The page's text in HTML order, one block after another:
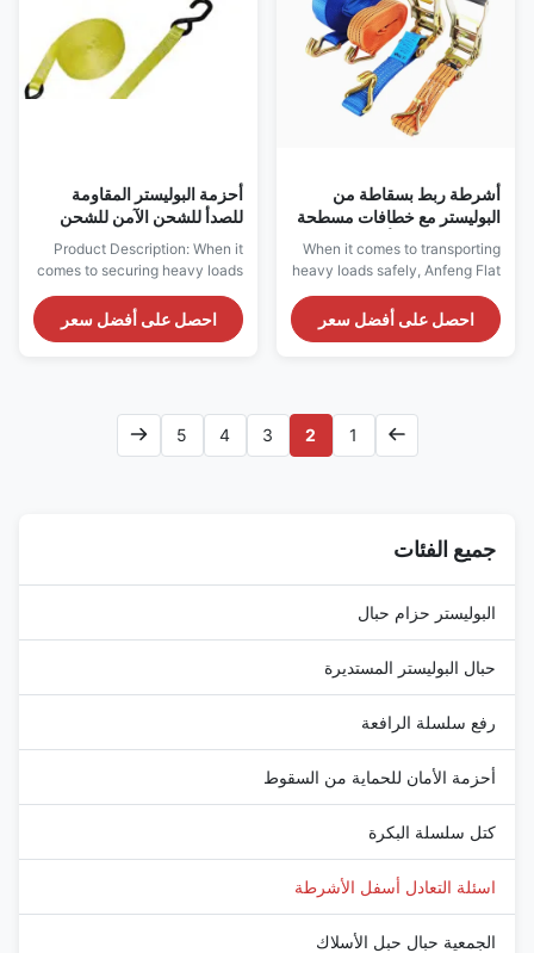
conditions. Designed ...
أشرطة ربط بسقاطة من
البوليستر مع خطافات مسطحة
شديدة التحمل لتأمين البضائع
بثقة
When it comes to transporting
heavy loads safely, Anfeng Flat
Down Straps (Model: RA50-5T)
are the ultimate solution.
ensure your cargo stays secure
during transit, whether you're
احصل على أفضل سعر
أحزمة البوليستر المقاومة
للصدأ للشحن الآمن للشحن
Product Description: When it
comes to securing heavy loads
Hooks Polyester Ratchet Tie
Down Straps With Protective
and reliable way to secure your
cargo, ensuring peace of mind
احصل على أفضل سعر
1
2
3
4
5
جميع الفئات
البوليستر حزام حبال
حبال البوليستر المستديرة
رفع سلسلة الرافعة
أحزمة الأمان للحماية من السقوط
كتل سلسلة البكرة
اسئلة التعادل أسفل الأشرطة
الجمعية حبال حبل الأسلاك